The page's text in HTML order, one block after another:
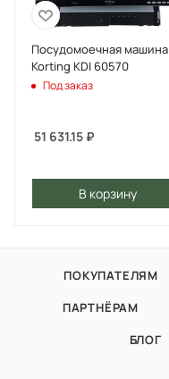
Посудомоечная машина
Korting KDI 60570
Под заказ
51 631.15 ₽
В корзину
ПОКУПАТЕЛЯМ
ПАРТНЁРАМ
БЛОГ